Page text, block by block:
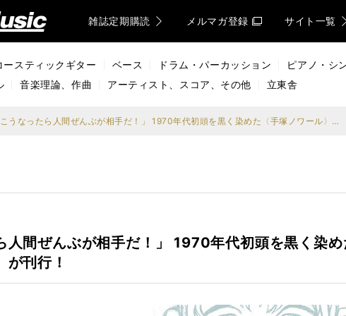
雑誌定期購読 メルマガ登録 サイト一覧
ースティックギター ベース ドラム・パーカッション ピアノ・シ
音楽理論、作曲 アーティスト、スコア、その他 立東舎
「こうなったら人間ぜんぶが相手だ！」 1970年代初頭を黒く染めた〈手塚ノワール〉中短編集（単行本初収録作品含む）が刊行！
人間ぜんぶが相手だ！」 1970年代初頭を黒く染
が刊行！